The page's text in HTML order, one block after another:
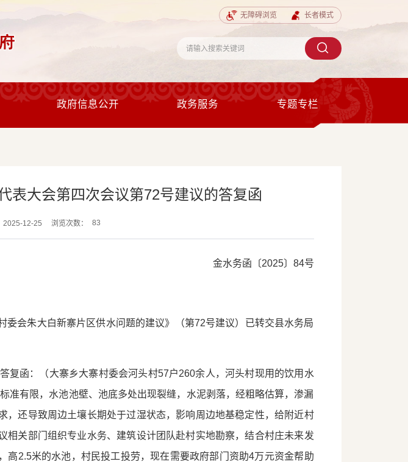
无障碍浏览 长者模式
政府信息公开 政务服务 专题专栏
表大会第四次会议第72号建议的答复函
2025-12-25 浏览次数： 83
金水务函〔2025〕84号
会朱大白新寨片区供水问题的建议》（第72号建议）已转交县水务局
复函：（大寨乡大寨村委会河头村57户260余人，河头村现用的饮用水
准有限，水池池壁、池底多处出现裂缝，水泥剥落，经粗略估算，渗漏
还导致周边土壤长期处于过湿状态，影响周边地基稳定性，给附近村
关部门组织专业水务、建筑设计团队赴村实地勘察，结合村庄未来发
2.5米的水池，村民投工投劳，现在需要政府部门资助4万元资金帮助